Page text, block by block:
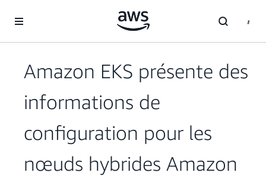
Amazon EKS présente des
informations de
configuration pour les
nœuds hybrides Amazon